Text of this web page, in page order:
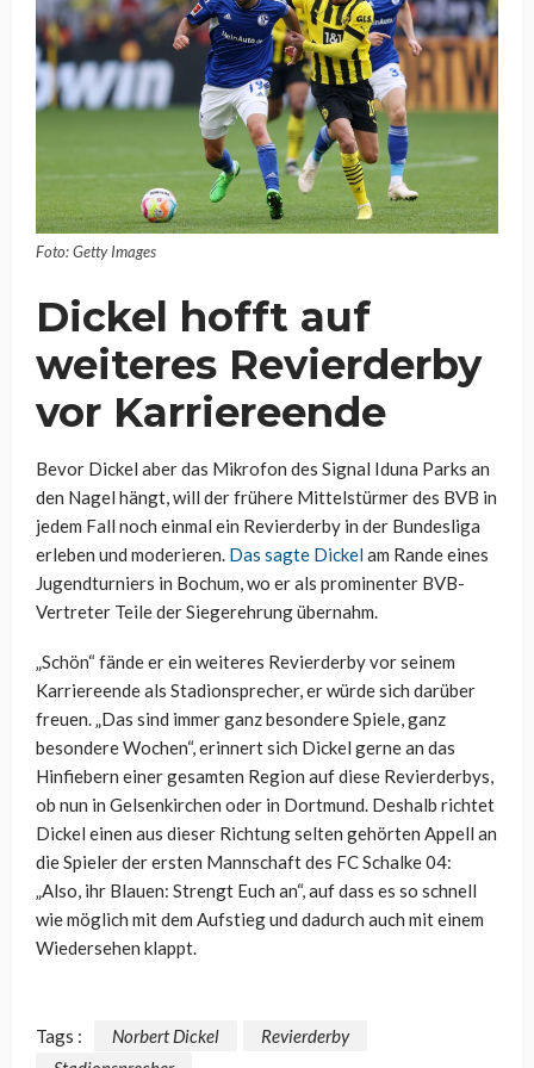
Foto: Getty Images
Dickel hofft auf
weiteres Revierderby
vor Karriereende
Bevor Dickel aber das Mikrofon des Signal Iduna Parks an
den Nagel hängt, will der frühere Mittelstürmer des BVB in
jedem Fall noch einmal ein Revierderby in der Bundesliga
erleben und moderieren. Das sagte Dickelam Rande eines
Jugendturniers in Bochum, wo er als prominenter BVB-
Vertreter Teile der Siegerehrung übernahm.
„Schön“ fände er ein weiteres Revierderby vor seinem
Karriereende als Stadionsprecher, er würde sich darüber
freuen. „Das sind immer ganz besondere Spiele, ganz
besondere Wochen“, erinnert sich Dickel gerne an das
Hinfiebern einer gesamten Region auf diese Revierderbys,
ob nun in Gelsenkirchen oder in Dortmund. Deshalb richtet
Dickel einen aus dieser Richtung selten gehörten Appell an
die Spieler der ersten Mannschaft des FC Schalke 04:
„Also, ihr Blauen: Strengt Euch an“, auf dass es so schnell
wie möglich mit dem Aufstieg und dadurch auch mit einem
Wiedersehen klappt.
Tags : Norbert Dickel
Revierderby